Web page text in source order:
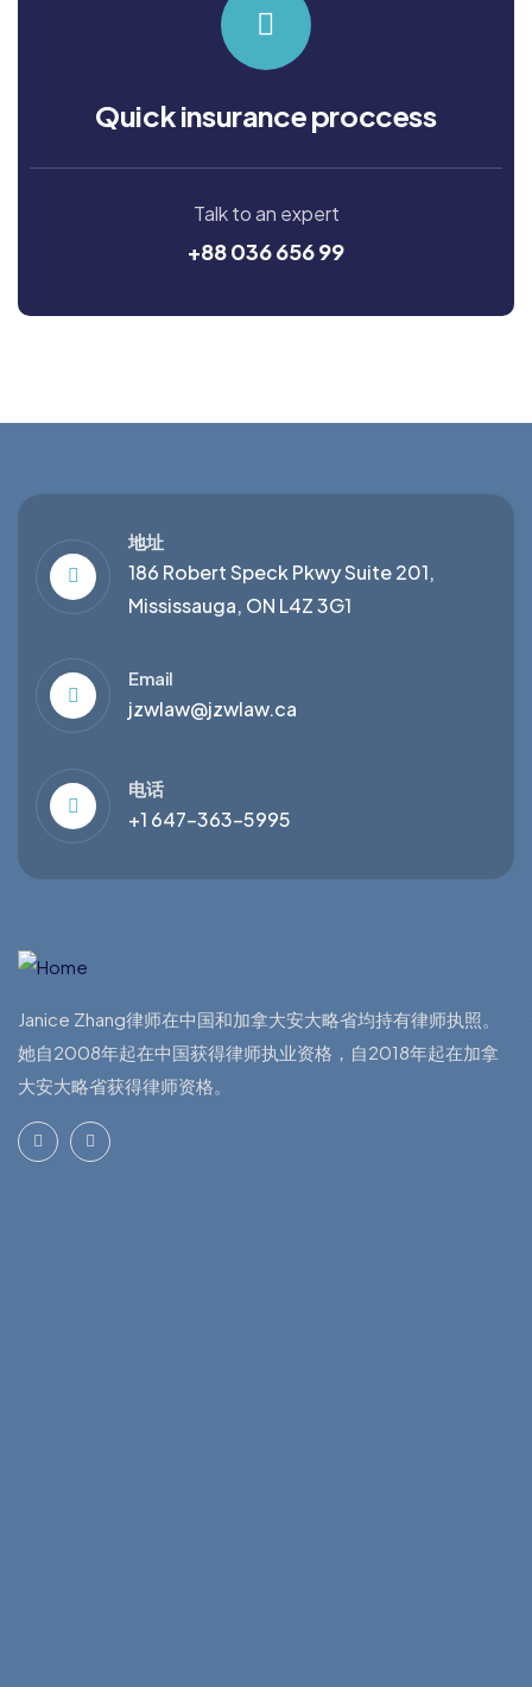
Quick insurance proccess
Talk to an expert
+88 036 656 99
地址
186 Robert Speck Pkwy Suite 201,
Mississauga, ON L4Z 3G1
Email
jzwlaw@jzwlaw.ca
电话
+1 647-363-5995
Janice Zhang律师在中国和加拿大安大略省均持有律师执照。
她自2008年起在中国获得律师执业资格，自2018年起在加拿
大安大略省获得律师资格。